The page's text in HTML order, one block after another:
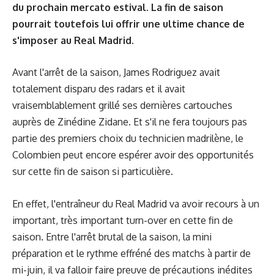
du prochain mercato estival. La fin de saison
pourrait toutefois lui offrir une ultime chance de
s'imposer au Real Madrid.
Avant l'arrêt de la saison, James Rodriguez avait
totalement disparu des radars et il avait
vraisemblablement grillé ses dernières cartouches
auprès de Zinédine Zidane. Et s'il ne fera toujours pas
partie des premiers choix du technicien madrilène, le
Colombien peut encore espérer avoir des opportunités
sur cette fin de saison si particulière.
En effet, l'entraîneur du Real Madrid va avoir recours à un
important, très important turn-over en cette fin de
saison. Entre l'arrêt brutal de la saison, la mini
préparation et le rythme effréné des matchs à partir de
mi-juin, il va falloir faire preuve de précautions inédites